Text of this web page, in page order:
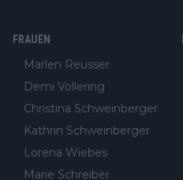
FRAUEN
Marlen Reusser
Demi Vollering
Christina Schweinberger
Kathrin Schweinberger
Lorena Wiebes
Marie Schreiber